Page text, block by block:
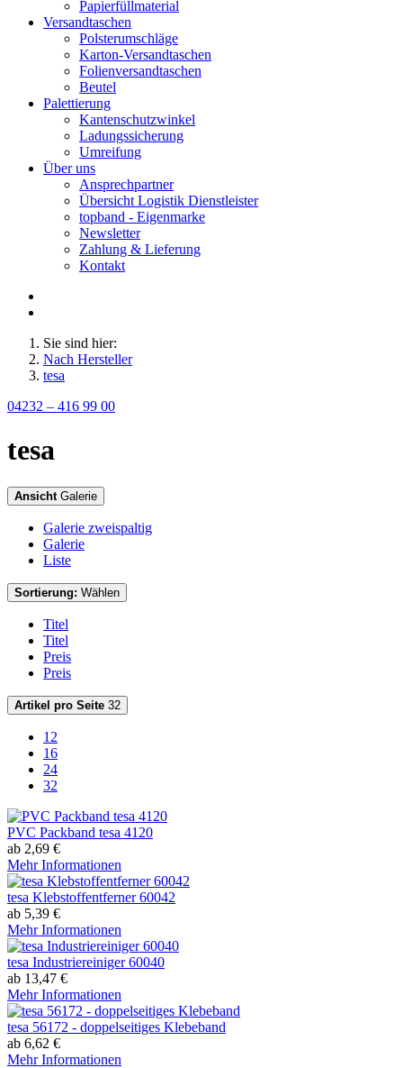
Papierfüllmaterial
Versandtaschen
Polsterumschläge
Karton-Versandtaschen
Folienversandtaschen
Beutel
Palettierung
Kantenschutzwinkel
Ladungssicherung
Umreifung
Über uns
Ansprechpartner
Übersicht Logistik Dienstleister
topband - Eigenmarke
Newsletter
Zahlung & Lieferung
Kontakt
Sie sind hier:
Nach Hersteller
tesa
04232 – 416 99 00
tesa
Ansicht Galerie
Galerie zweispaltig
Galerie
Liste
Sortierung: Wählen
Titel
Titel
Preis
Preis
Artikel pro Seite 32
12
16
24
32
PVC Packband tesa 4120
ab 2,69 €
Mehr Informationen
tesa Klebstoffentferner 60042
ab 5,39 €
Mehr Informationen
tesa Industriereiniger 60040
ab 13,47 €
Mehr Informationen
tesa 56172 - doppelseitiges Klebeband
ab 6,62 €
Mehr Informationen